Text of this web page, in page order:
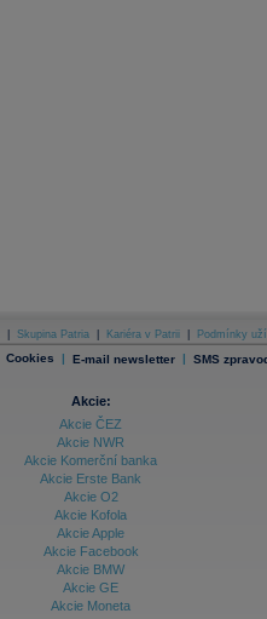
Skupina Patria Kariéra v Patrii Podmínky
Cookies | E-mail newsletter | SMS
Akcie:
Akcie ČEZ
Akcie NWR
Akcie Komerční banka
Akcie Erste Bank
Akcie O2
Akcie Kofola
Akcie Apple
Akcie Facebook
Akcie BMW
Akcie GE
Akcie Moneta